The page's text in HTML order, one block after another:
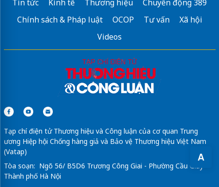
A
Tin tức Kinh tế Thương hiệu
Chuyển động 389
Chính sách & Pháp luật
OCOP Tư vấn
Xã hội
Videos
Tạp chí điện tử Thương hiệu và Công luận của cơ quan Trung
ương Hiệp hội Chống hàng giả và Bảo vệ Thương hiệu Việt Nam
(Vatap)
Tòa soạn: Ngõ 56/ B5D6 Trương Công Giai - Phường Cầu Giấy -
Thành phố Hà Nội